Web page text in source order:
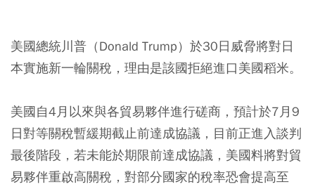
美國總統川普（Donald Trump）於30日威脅將對日
本實施新一輪關稅，理由是該國拒絕進口美國稻米。
美國自4月以來與各貿易夥伴進行磋商，預計於7月9
日對等關稅暫緩期截止前達成協議，目前正進入談判
最後階段，若未能於期限前達成協議，美國料將對貿
易夥伴重啟高關稅，對部分國家的稅率恐會提高至